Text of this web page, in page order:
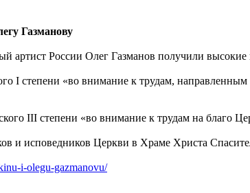
Газманову
России Олег Газманов получили высокие
степени «во внимание к трудам, направленным
III степени «во внимание к трудам на благо
и исповедников Церкви в Храме Христа
i-olegu-gazmanovu/